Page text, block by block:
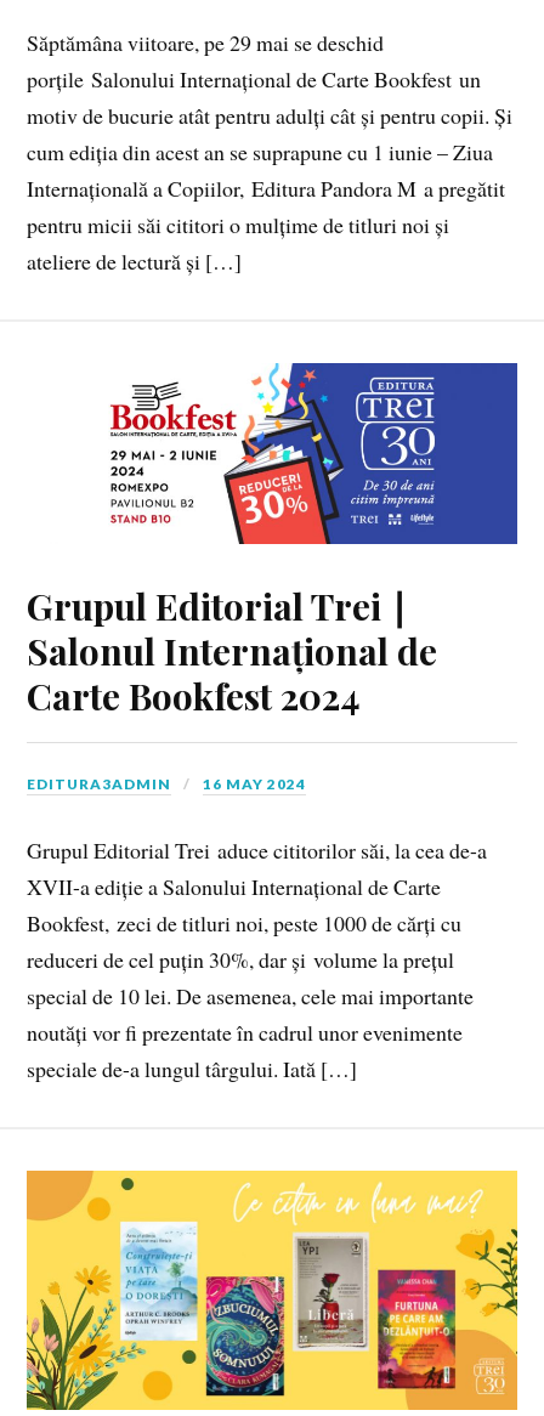
Săptămâna viitoare, pe 29 mai se deschid
porțile Salonului Internațional de Carte Bookfest un
motiv de bucurie atât pentru adulți cât și pentru copii. Și
cum ediția din acest an se suprapune cu 1 iunie – Ziua
Internațională a Copiilor, Editura Pandora M a pregătit
pentru micii săi cititori o mulțime de titluri noi și
ateliere de lectură și […]
Grupul Editorial Trei ∣
Salonul Internațional de
Carte Bookfest 2024
EDITURA3ADMIN 16 MAY 2024
Grupul Editorial Trei aduce cititorilor săi, la cea de-a
XVII-a ediție a Salonului Internațional de Carte
Bookfest, zeci de titluri noi, peste 1000 de cărți cu
reduceri de cel puțin 30%, dar și volume la prețul
special de 10 lei. De asemenea, cele mai importante
noutăți vor fi prezentate în cadrul unor evenimente
speciale de-a lungul târgului. Iată […]